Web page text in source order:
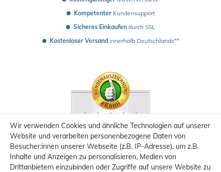
Kompetenter Kundensupport
Sicheres Einkaufen durch SSL
Kostenloser Versand innerhalb Deutschlands**
Wir verwenden Cookies und ähnliche Technologien auf unserer
Website und verarbeiten personenbezogene Daten von
Besucher:innen unserer Webseite (z.B. IP-Adresse), um z.B.
Inhalte und Anzeigen zu personalisieren, Medien von
Drittanbietern einzubinden oder Zugriffe auf unsere Website zu